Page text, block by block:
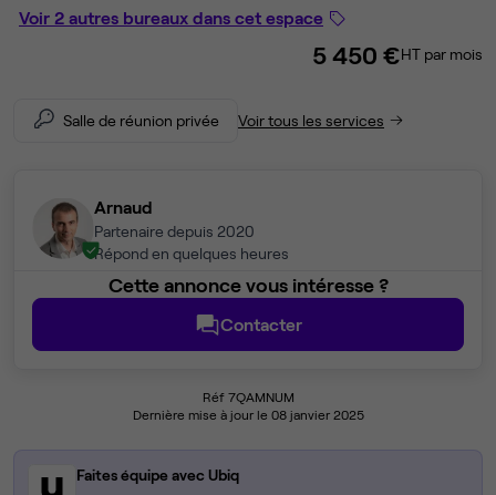
Voir 2 autres bureaux dans cet espace
5 450 €HT par mois
Salle de réunion privée Voir tous les services
Arnaud
Partenaire depuis 2020
Répond en quelques heures
Cette annonce vous intéresse ?
Contacter
Réf 7QAMNUM
Dernière mise à jour le 08 janvier 2025
Faites équipe avec Ubiq